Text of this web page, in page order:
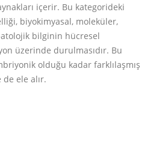
içerir. Bu kategorideki
biyokimyasal, moleküler,
bilginin hücresel
üzerinde durulmasıdır. Bu
olduğu kadar farklılaşmış
ele alır.